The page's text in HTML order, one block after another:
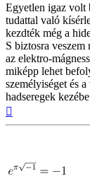
Egyetlen igaz volt
tudattal való
kezdték még a
S biztosra
az elektro-
miképp lehet
személyiséget és
hadseregek